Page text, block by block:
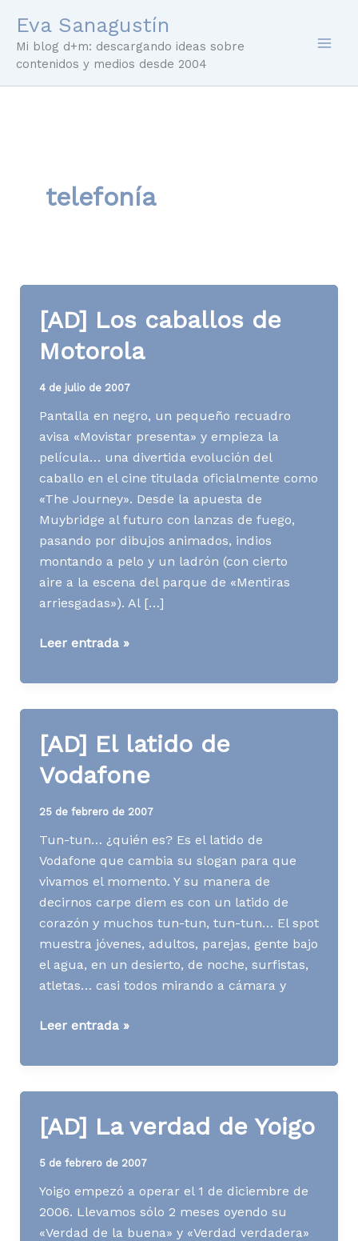
contenido
Eva Sanagustín
Mi blog d+m: descargando ideas sobre
contenidos y medios desde 2004
telefonía
[AD] Los caballos de
Motorola
4 de julio de 2007
Pantalla en negro, un pequeño recuadro
avisa «Movistar presenta» y empieza la
película… una divertida evolución del
caballo en el cine titulada oficialmente como
«The Journey». Desde la apuesta de
Muybridge al futuro con lanzas de fuego,
pasando por dibujos animados, indios
montando a pelo y un ladrón (con cierto
aire a la escena del parque de «Mentiras
arriesgadas»). Al […]
[AD]
caballos
Leer entrada »
[AD] El latido de
Vodafone
25 de febrero de 2007
Tun-tun… ¿quién es? Es el latido de
Vodafone que cambia su slogan para que
vivamos el momento. Y su manera de
decirnos carpe diem es con un latido de
corazón y muchos tun-tun, tun-tun… El spot
muestra jóvenes, adultos, parejas, gente bajo
el agua, en un desierto, de noche, surfistas,
atletas… casi todos mirando a cámara y
[AD]
latido
Leer entrada »
[AD] La verdad de Yoigo
5 de febrero de 2007
Yoigo empezó a operar el 1 de diciembre de
2006. Llevamos sólo 2 meses oyendo su
«Verdad de la buena» y «Verdad verdadera»